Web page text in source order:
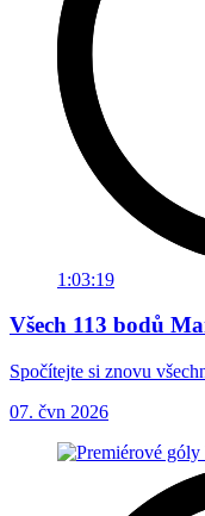
1:03:19
Všech 113 bodů
Spočítejte si znovu
07. čvn 2026